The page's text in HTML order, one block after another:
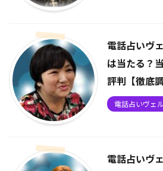
電話占いヴ
は当たる？
評判【徹底調
電話占いヴェ
電話占いヴ